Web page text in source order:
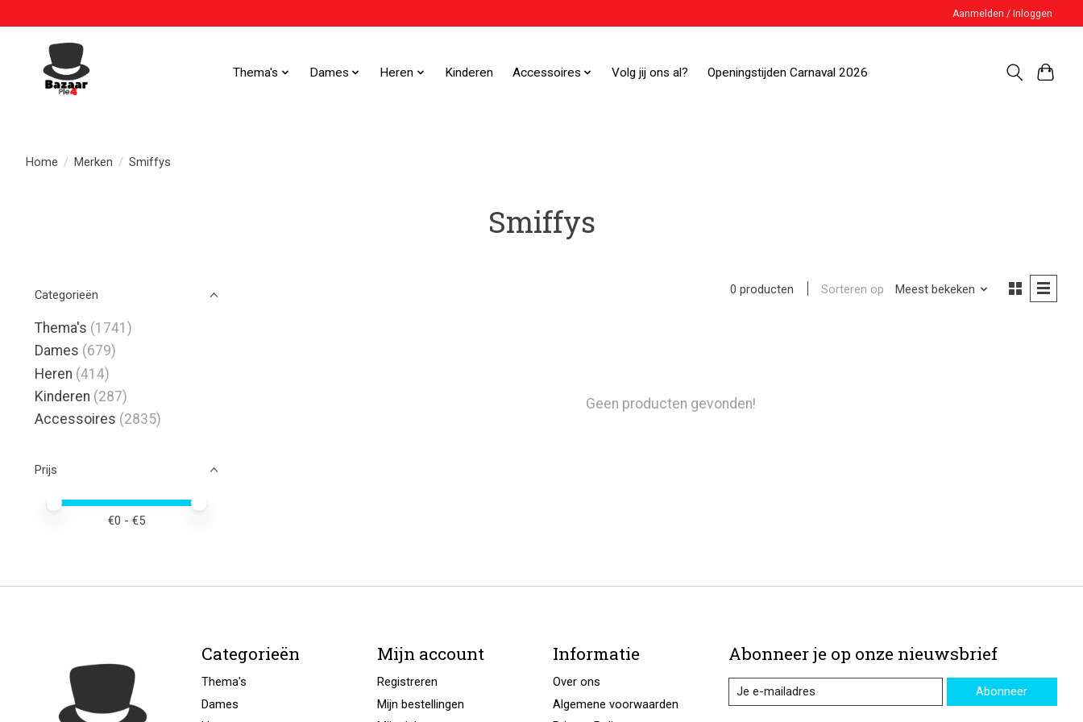
Aanmelden / Inloggen
Thema's Dames Heren Kinderen Accessoires Volg jij ons al? Openingstijden Carnaval 2026
Home / Merken / Smiffys
Smiffys
Categorieën
Thema's (1741)
Dames (679)
Heren (414)
Kinderen (287)
Accessoires (2835)
Prijs
Minimale prijswaarde
Price maximum value
€0 - €5
0 producten Sorteren op Meest bekeken
Geen producten gevonden!
Categorieën
Thema's
Dames
Mijn account
Registreren
Mijn bestellingen
Informatie
Over ons
Algemene voorwaarden
Abonneer je op onze nieuwsbrief
Abonneer